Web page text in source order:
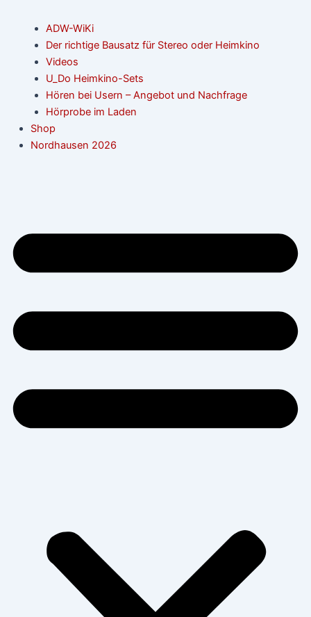
ADW-WiKi
Der richtige Bausatz für Stereo oder Heimkino
Videos
U_Do Heimkino-Sets
Hören bei Usern – Angebot und Nachfrage
Hörprobe im Laden
Shop
Nordhausen 2026